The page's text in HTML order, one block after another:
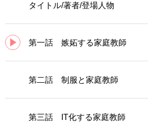
タイトル/著者/登場人物
第一話 嫉妬する家庭教師
第二話 制服と家庭教師
第三話 IT化する家庭教師